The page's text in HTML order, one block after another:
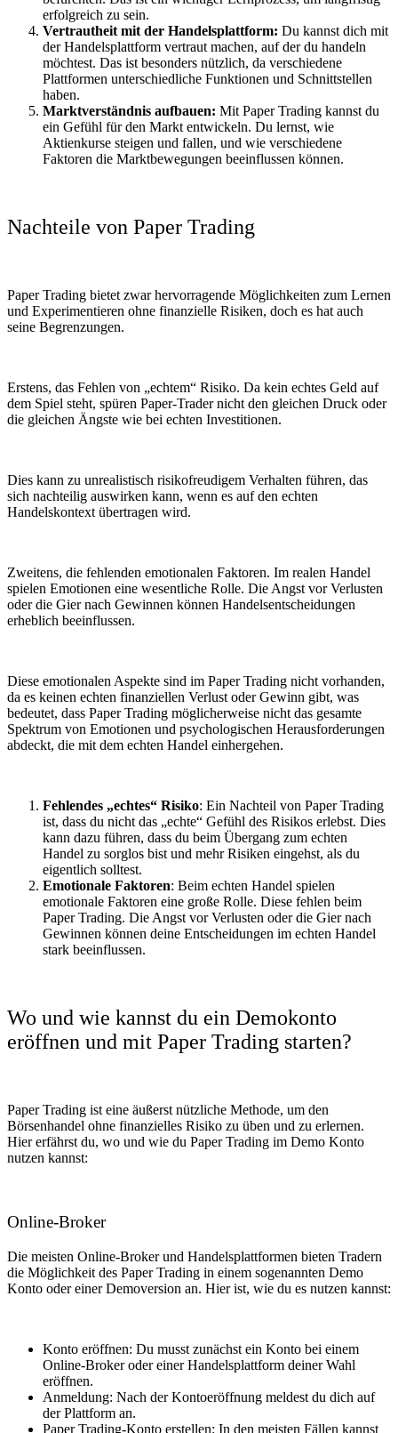
erfolgreich zu sein.
Vertrautheit mit der Handelsplattform: Du kannst dich mit
der Handelsplattform vertraut machen, auf der du handeln
möchtest. Das ist besonders nützlich, da verschiedene
Plattformen unterschiedliche Funktionen und Schnittstellen
haben.
Marktverständnis aufbauen: Mit Paper Trading kannst du
ein Gefühl für den Markt entwickeln. Du lernst, wie
Aktienkurse steigen und fallen, und wie verschiedene
Faktoren die Marktbewegungen beeinflussen können.
Nachteile von Paper Trading
Paper Trading bietet zwar hervorragende Möglichkeiten zum Lernen
und Experimentieren ohne finanzielle Risiken, doch es hat auch
seine Begrenzungen.
Erstens, das Fehlen von „echtem“ Risiko. Da kein echtes Geld auf
dem Spiel steht, spüren Paper-Trader nicht den gleichen Druck oder
die gleichen Ängste wie bei echten Investitionen.
Dies kann zu unrealistisch risikofreudigem Verhalten führen, das
sich nachteilig auswirken kann, wenn es auf den echten
Handelskontext übertragen wird.
Zweitens, die fehlenden emotionalen Faktoren. Im realen Handel
spielen Emotionen eine wesentliche Rolle. Die Angst vor Verlusten
oder die Gier nach Gewinnen können Handelsentscheidungen
erheblich beeinflussen.
Diese emotionalen Aspekte sind im Paper Trading nicht vorhanden,
da es keinen echten finanziellen Verlust oder Gewinn gibt, was
bedeutet, dass Paper Trading möglicherweise nicht das gesamte
Spektrum von Emotionen und psychologischen Herausforderungen
abdeckt, die mit dem echten Handel einhergehen.
Fehlendes „echtes“ Risiko: Ein Nachteil von Paper Trading
ist, dass du nicht das „echte“ Gefühl des Risikos erlebst. Dies
kann dazu führen, dass du beim Übergang zum echten
Handel zu sorglos bist und mehr Risiken eingehst, als du
eigentlich solltest.
Emotionale Faktoren: Beim echten Handel spielen
emotionale Faktoren eine große Rolle. Diese fehlen beim
Paper Trading. Die Angst vor Verlusten oder die Gier nach
Gewinnen können deine Entscheidungen im echten Handel
stark beeinflussen.
Wo und wie kannst du ein Demokonto
eröffnen und mit Paper Trading starten?
Paper Trading ist eine äußerst nützliche Methode, um den
Börsenhandel ohne finanzielles Risiko zu üben und zu erlernen.
Hier erfährst du, wo und wie du Paper Trading im Demo Konto
nutzen kannst:
Online-Broker
Die meisten Online-Broker und Handelsplattformen bieten Tradern
die Möglichkeit des Paper Trading in einem sogenannten Demo
Konto oder einer Demoversion an. Hier ist, wie du es nutzen kannst:
Konto eröffnen: Du musst zunächst ein Konto bei einem
Online-Broker oder einer Handelsplattform deiner Wahl
eröffnen.
Anmeldung: Nach der Kontoeröffnung meldest du dich auf
der Plattform an.
Paper Trading-Konto erstellen: In den meisten Fällen kannst